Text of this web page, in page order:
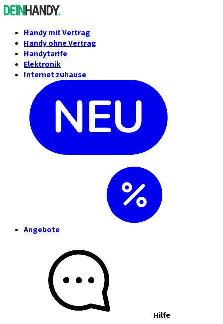
Handy mit Vertrag
Handy ohne Vertrag
Handytarife
Elektronik
Internet zuhause
Angebote
Hilfe